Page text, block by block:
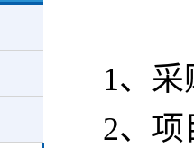
1、
2、